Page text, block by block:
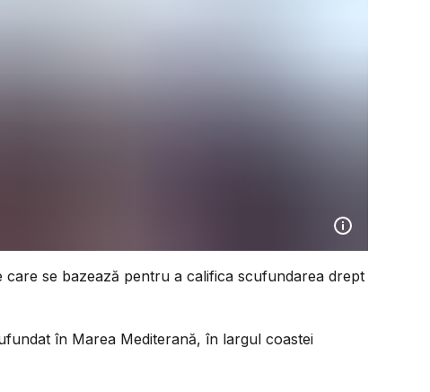
se bazează pentru a califica scufundarea drept
în Marea Mediterană, în largul coastei